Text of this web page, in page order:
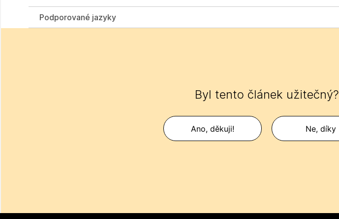
Podporované jazyky
Byl tento článek užitečný?
Ano, děkuji! Ne, díky